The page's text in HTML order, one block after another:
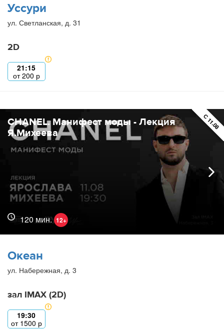
Уссури
ул. Светланская, д. 31
2D
21:15
от200 р
С 11.08
CHANEL. Манифест моды - Лекция
Я.Михеева
120 мин. 12+
Океан
ул. Набережная, д. 3
зал IMAX (2D)
19:30
от 1500 р